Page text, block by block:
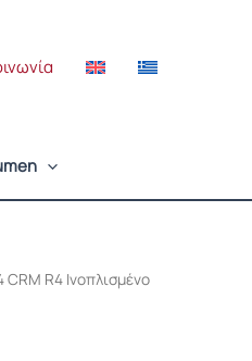
CRM R4 Ινοπλισμένο